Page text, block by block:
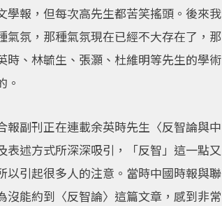
報，但每次高先生都苦笑搖頭。後來我
氛，那種氣氛現在已經不大存在了，那
、林毓生、張灝、杜維明等先生的學術
。
副刊正在連載余英時先生〈反智論與中
述方式所深深吸引，「反智」這一點又
引起很多人的注意。當時中國時報與聯
能約到〈反智論〉這篇文章，感到非常